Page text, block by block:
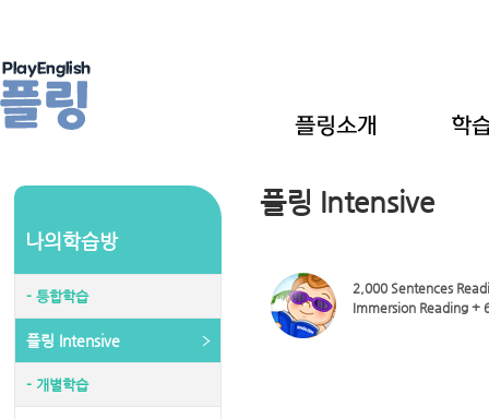
나의학습방
- 틍합학습
플링 Intensive
- 개별학습
플링 Intensive
2,000 Sentences
Immersion Reading +